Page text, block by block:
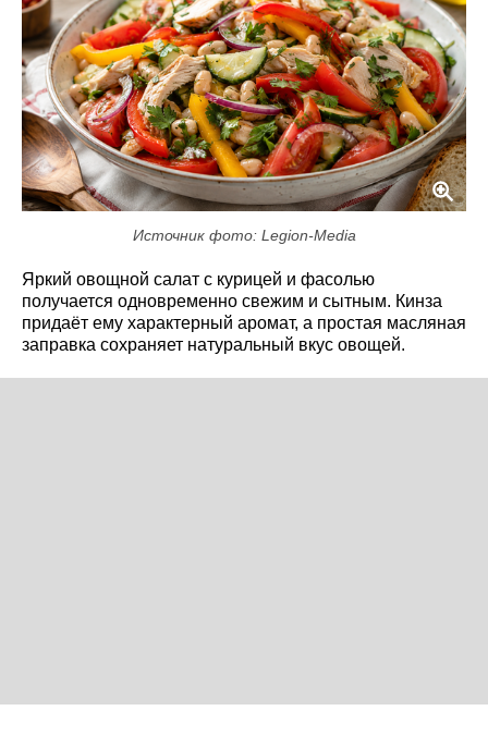
Источник фото: Legion-Media
Яркий овощной салат с курицей и фасолью
получается одновременно свежим и сытным. Кинза
придаёт ему характерный аромат, а простая масляная
заправка сохраняет натуральный вкус овощей.